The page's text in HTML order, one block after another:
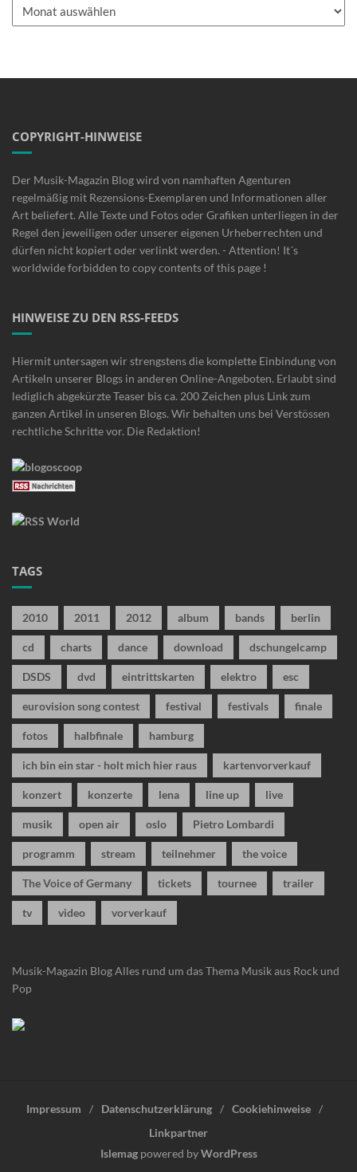
COPYRIGHT-HINWEISE
Der Musik-Magazin Blog wird von namhaften Agenturen
regelmäßig mit Rezensions-Exemplaren und Informationen aller
Art beliefert. Alle Texte und Fotos oder Grafiken unterliegen in der
Regel den jeweiligen oder unserer eigenen Urheberrechten und
dürfen nicht kopiert oder verlinkt werden. - Attention! It´s
worldwide forbidden to copy contents of this page !
HINWEISE ZU DEN RSS-FEEDS
Hiermit untersagen wir strengstens die komplette Einbindung von
Artikeln unserer Blogs in anderen Online-Angeboten. Erlaubt sind
lediglich abgekürzte Teaser bis ca. 200 Zeichen plus Link zum
ganzen Artikel in unseren Blogs. Wir behalten uns bei Verstössen
rechtliche Schritte vor. Die Redaktion!
TAGS
2010 2011 2012 album bands berlin
cd charts dance download dschungelcamp
DSDS dvd eintrittskarten elektro esc
eurovision song contest festival festivals finale
fotos halbfinale hamburg
ich bin ein star - holt mich hier raus kartenvorverkauf
konzert konzerte lena line up live
musik open air oslo Pietro Lombardi
programm stream teilnehmer the voice
The Voice of Germany tickets tournee trailer
tv video vorverkauf
Musik-Magazin BlogAlles rund um das Thema Musik aus Rock und
Pop
Impressum Datenschutzerklärung
Cookiehinweise
Linkpartner
Islemagpowered byWordPress